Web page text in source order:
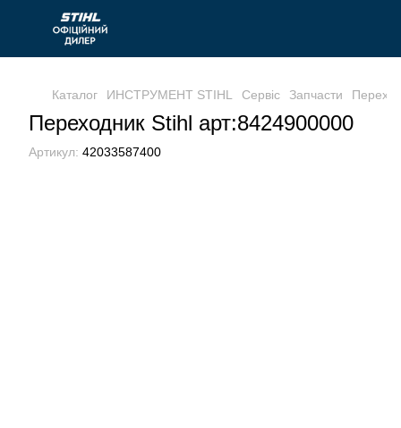
Каталог ИНСТРУМЕНТ STIHL Сервіс Запчасти
Переходник Stihl арт:8424900000
Артикул: 42033587400